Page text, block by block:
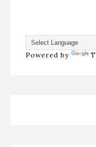
Powered by